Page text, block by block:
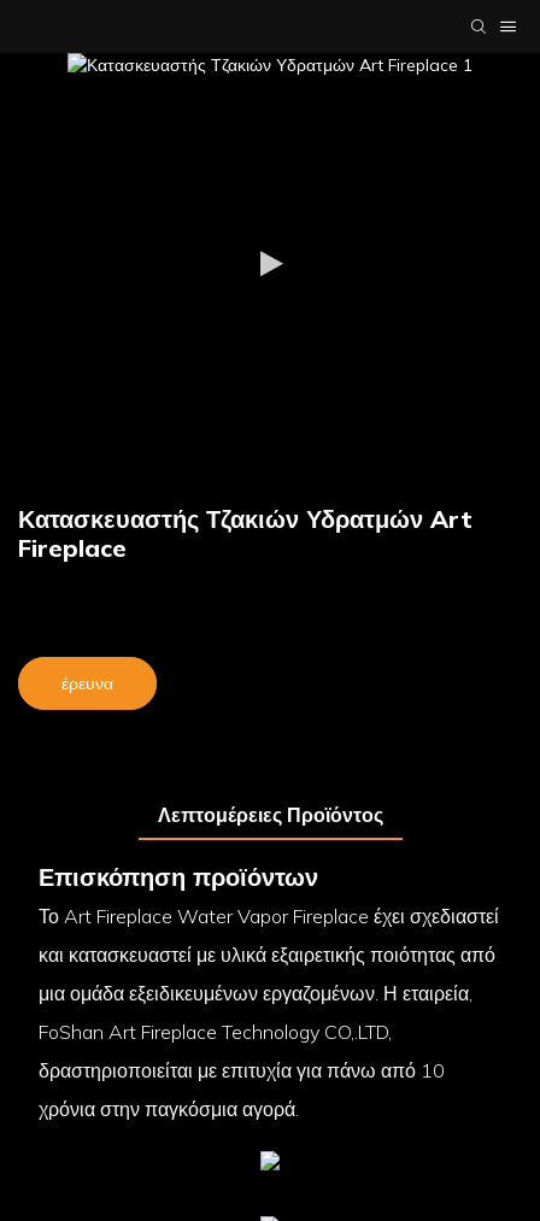
Κατασκευαστής Τζακιών Υδρατμών Art
Fireplace
έρευνα
Λεπτομέρειες Προϊόντος
Επισκόπηση προϊόντων
Το Art Fireplace Water Vapor Fireplace έχει σχεδιαστεί
και κατασκευαστεί με υλικά εξαιρετικής ποιότητας από
μια ομάδα εξειδικευμένων εργαζομένων. Η εταιρεία,
FoShan Art Fireplace Technology CO,.LTD,
δραστηριοποιείται με επιτυχία για πάνω από 10
χρόνια στην παγκόσμια αγορά.